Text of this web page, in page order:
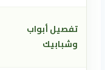
تفصيل أبواب
وشبابيك